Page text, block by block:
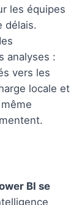
les équipes
délais.
analyses :
vers les
locale et
BI se